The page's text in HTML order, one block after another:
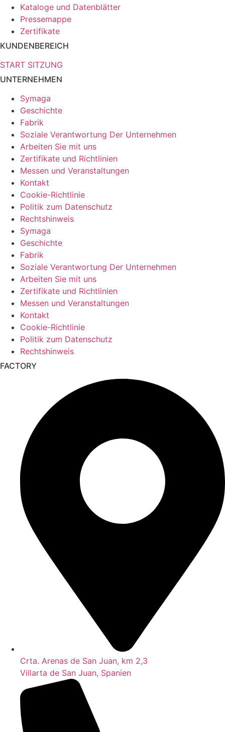
Kataloge und Datenblätter
Pressemappe
Zertifikate
KUNDENBEREICH
START SITZUNG
UNTERNEHMEN
Symaga
Geschichte
Fabrik
Soziale Verantwortung Der Unternehmen
Arbeiten Sie mit uns
Zertifikate und Richtlinien
Messen und Veranstaltungen
Kontakt
Cookie-Richtlinie
Politik zum Datenschutz
Rechtshinweis
Symaga
Geschichte
Fabrik
Soziale Verantwortung Der Unternehmen
Arbeiten Sie mit uns
Zertifikate und Richtlinien
Messen und Veranstaltungen
Kontakt
Cookie-Richtlinie
Politik zum Datenschutz
Rechtshinweis
FACTORY
Crta. Arenas de San Juan, km 2,3
Villarta de San Juan, Spanien